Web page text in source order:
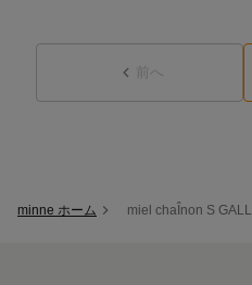
前へ
minne ホーム miel chaÎnon S